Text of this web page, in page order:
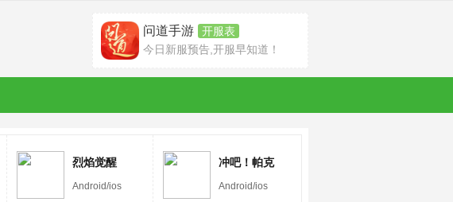
问道手游
开服表
今日新服预告,开服早知道！
烈焰觉醒
Android/ios
冲吧！帕克
Android/ios